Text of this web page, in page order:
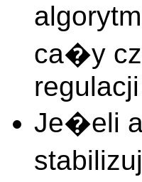
ca�y
Je�eli